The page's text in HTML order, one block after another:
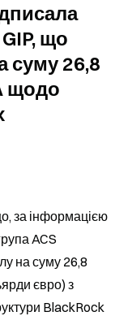
що
суму 26,8
щодо
за інформацією
ACS
на суму 26,8
євро) з
BlackRock